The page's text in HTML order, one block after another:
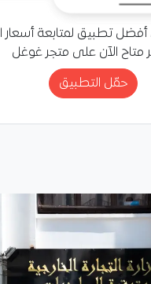
أفضل تطبيق لمتابعة
متاح الآن على متجر غوغل
حمّل التطبيق